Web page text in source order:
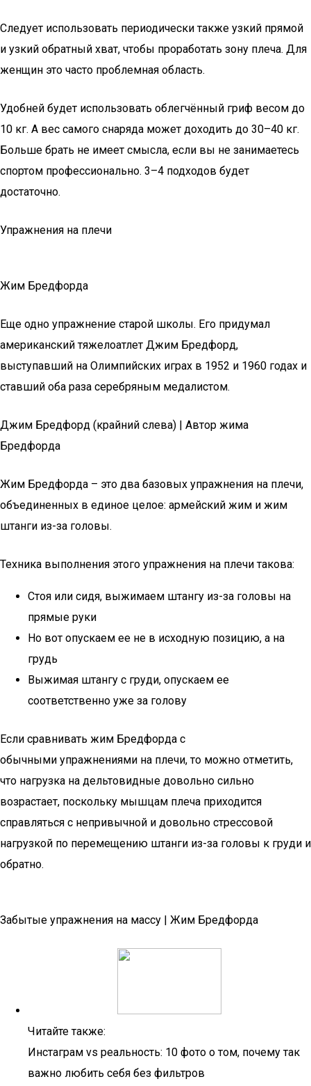
Следует использовать периодически также узкий прямой
и узкий обратный хват, чтобы проработать зону плеча. Для
женщин это часто проблемная область.
Удобней будет использовать облегчённый гриф весом до
10 кг. А вес самого снаряда может доходить до 30–40 кг.
Больше брать не имеет смысла, если вы не занимаетесь
спортом профессионально. 3–4 подходов будет
достаточно.
Упражнения на плечи
Жим Бредфорда
Еще одно упражнение старой школы. Его придумал
американский тяжелоатлет Джим Бредфорд,
выступавший на Олимпийских играх в 1952 и 1960 годах и
ставший оба раза серебряным медалистом.
Джим Бредфорд (крайний слева) | Автор жима
Бредфорда
Жим Бредфорда – это два базовых упражнения на плечи,
объединенных в единое целое: армейский жим и жим
штанги из-за головы.
Техника выполнения этого упражнения на плечи такова:
Стоя или сидя, выжимаем штангу из-за головы на
прямые руки
Но вот опускаем ее не в исходную позицию, а на
грудь
Выжимая штангу с груди, опускаем ее
соответственно уже за голову
Если сравнивать жим Бредфорда с
обычными упражнениями на плечи, то можно отметить,
что нагрузка на дельтовидные довольно сильно
возрастает, поскольку мышцам плеча приходится
справляться с непривычной и довольно стрессовой
нагрузкой по перемещению штанги из-за головы к груди и
обратно.
Забытые упражнения на массу | Жим Бредфорда
Читайте также:
Инстаграм vs реальность: 10 фото о том, почему так
важно любить себя без фильтров